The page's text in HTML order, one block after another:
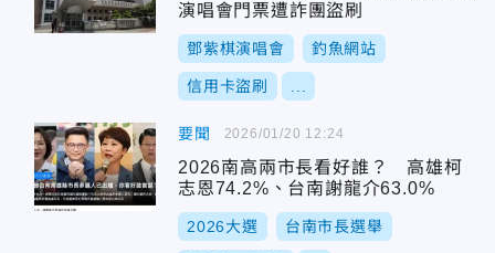
演唱會門票遭詐團盜刷
鄧紫棋演唱會 釣魚網站
信用卡盜刷
要聞
2026南高兩市長看好誰？ 高雄柯
志恩74.2%、台南謝龍介63.0%
2026大選 台南市長選舉
2026/01/20 12:24